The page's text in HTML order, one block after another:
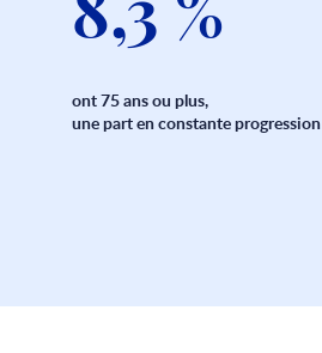
ont 75 ans ou plus,
une part en constante progression